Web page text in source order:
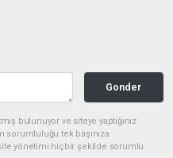
Gonder
bulunuyor ve siteye yaptığınız
sorumluluğu tek başınıza
yönetimi hiçbir şekilde sorumlu